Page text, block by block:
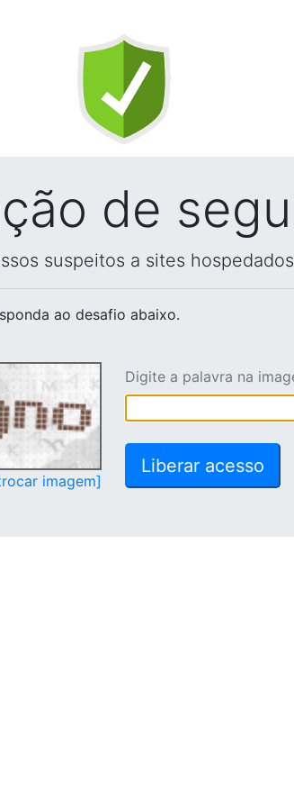
de
suspeitos a sites
ao desafio abaixo.
imagem]
Digite a palavra na